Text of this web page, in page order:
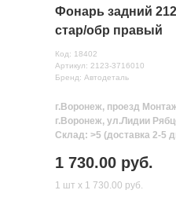
Фонарь задний
стар/обр правый
Код: 18402
Артикул: 2123-3716010
Бренд: Автодеталь
г.Воронеж, проезд
г.Воронеж, ул.Лидии
Склад: >5 (доставка 2-5
1 730.00 руб.
1 шт х 1 730.00 руб.